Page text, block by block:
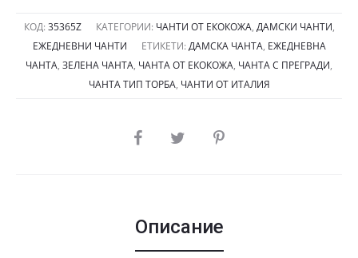
КОД: 35365Z КАТЕГОРИИ: ЧАНТИ ОТ ЕКОКОЖА, ДАМСКИ ЧАНТИ,
ЕЖЕДНЕВНИ ЧАНТИ
ЕТИКЕТИ: ДАМСКА ЧАНТА, ЕЖЕДНЕВНА
ЧАНТА, ЗЕЛЕНА ЧАНТА, ЧАНТА ОТ ЕКОКОЖА, ЧАНТА С ПРЕГРАДИ,
ЧАНТА ТИП ТОРБА, ЧАНТИ ОТ ИТАЛИЯ
SHARE
Описание